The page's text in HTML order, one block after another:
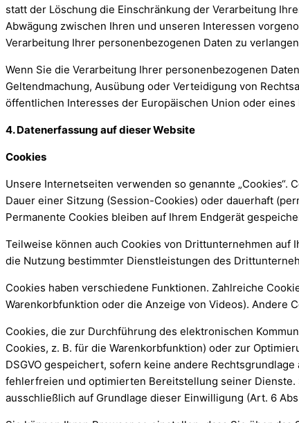
statt der Löschung die Einschränkung der Verarbeitung
Abwägung zwischen Ihren und unseren Interessen
Verarbeitung Ihrer personenbezogenen Daten zu
Wenn Sie die Verarbeitung Ihrer personenbezogenen
Geltendmachung, Ausübung oder Verteidigung von
öffentlichen Interesses der Europäischen Union oder
4. Datenerfassung auf dieser Website
Cookies
Unsere Internetseiten verwenden so genannte
Dauer einer Sitzung (Session-Cookies) oder dauerhaft
Permanente Cookies bleiben auf Ihrem Endgerät
Teilweise können auch Cookies von Drittunternehmen
die Nutzung bestimmter Dienstleistungen des
Cookies haben verschiedene Funktionen. Zahlreiche
Warenkorbfunktion oder die Anzeige von Videos). Andere
Cookies, die zur Durchführung des elektronischen
Cookies, z. B. für die Warenkorbfunktion) oder zur
DSGVO gespeichert, sofern keine andere
fehlerfreien und optimierten Bereitstellung seiner
ausschließlich auf Grundlage dieser Einwilligung (Art. 6